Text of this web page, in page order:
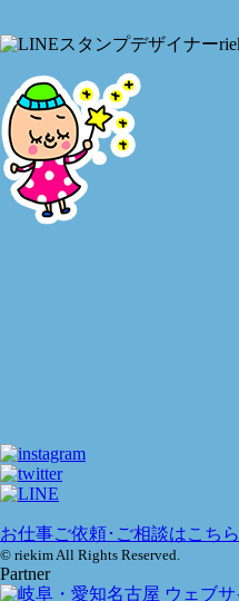
お仕事ご依頼･ご相談はこちら
© riekim All Rights Reserved.
Partner